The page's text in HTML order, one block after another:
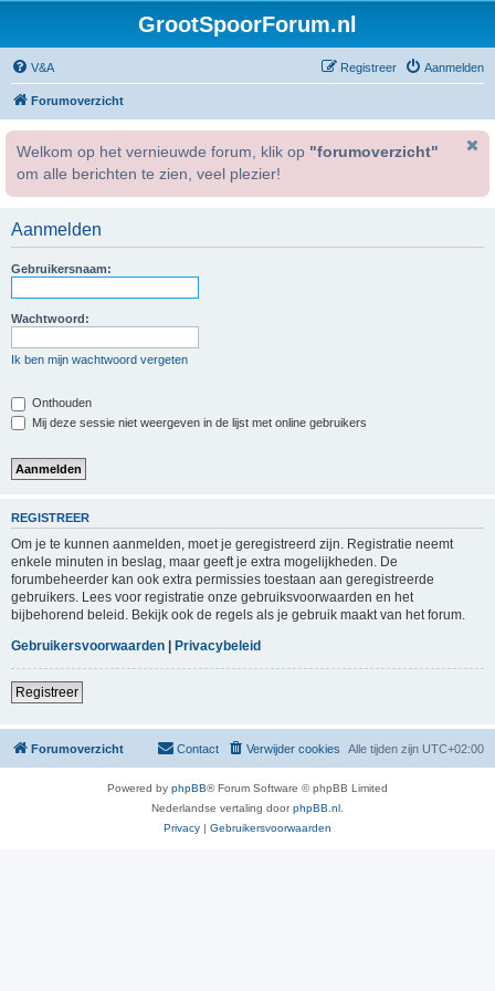
GrootSpoorForum.nl
V&A Aanmelden
Registreer
Forumoverzicht
Welkom op het vernieuwde forum, klik op "forumoverzicht"
om alle berichten te zien, veel plezier!
Aanmelden
Gebruikersnaam:
Wachtwoord:
Ik ben mijn wachtwoord vergeten
Onthouden
Mij deze sessie niet weergeven in de lijst met online gebruikers
REGISTREER
Om je te kunnen aanmelden, moet je geregistreerd zijn. Registratie neemt
enkele minuten in beslag, maar geeft je extra mogelijkheden. De
forumbeheerder kan ook extra permissies toestaan aan geregistreerde
gebruikers. Lees voor registratie onze gebruiksvoorwaarden en het
bijbehorend beleid. Bekijk ook de regels als je gebruik maakt van het forum.
Gebruikersvoorwaarden | Privacybeleid
Registreer
Forumoverzicht Alle tijden zijn UTC+02:00
Verwijder cookies
Contact
Powered by phpBB® Forum Software © phpBB Limited
Nederlandse vertaling doorphpBB.nl
Privacy | Gebruikersvoorwaarden